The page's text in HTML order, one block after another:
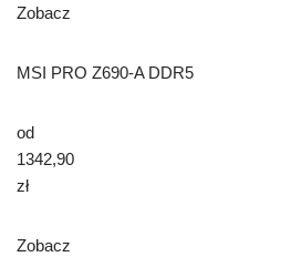
Zobacz
MSI PRO Z690-A DDR5
od
1342,90
zł
Zobacz